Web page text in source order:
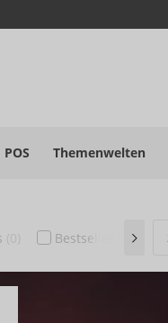
POS Themenwelten
(0) Bestseller